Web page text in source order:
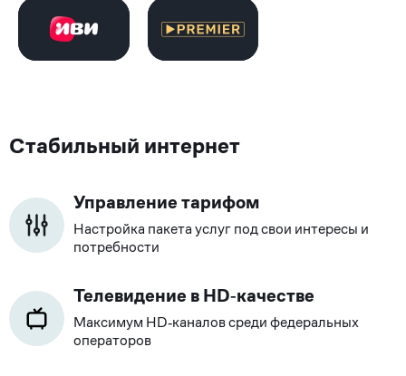
Стабильный интернет
Управление тарифом
Настройка пакета услуг под свои интересы и
потребности
Телевидение в HD‑качестве
Максимум HD‑каналов среди федеральных
операторов